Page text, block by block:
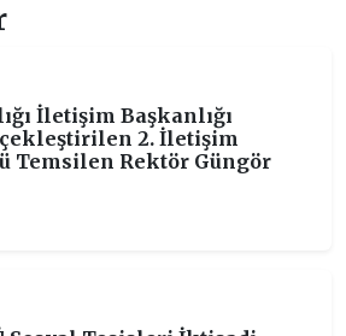
İletişim Başkanlığı
2. İletişim
Temsilen Rektör Güngör